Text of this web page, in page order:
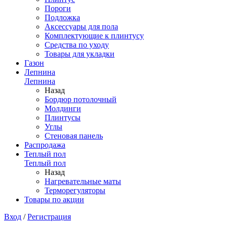
Пороги
Подложка
Аксессуары для пола
Комплектующие к плинтусу
Средства по уходу
Товары для укладки
Газон
Лепнина
Лепнина
Назад
Бордюр потолочный
Молдинги
Плинтусы
Углы
Стеновая панель
Распродажа
Теплый пол
Теплый пол
Назад
Нагревательные маты
Терморегуляторы
Товары по акции
Вход /Регистрация